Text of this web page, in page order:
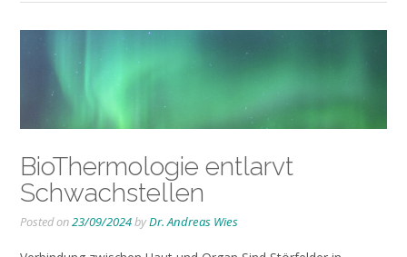
BioThermologie entlarvt
Schwachstellen
Posted on23/09/2024byDr. Andreas Wies